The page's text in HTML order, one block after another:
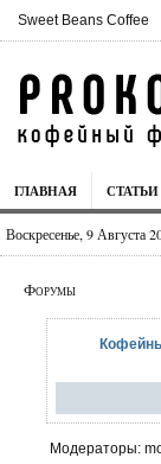
Sweet Beans Coffee
ГЛАВНАЯ
Воскресенье, 9 Августа
Форумы
Модераторы: